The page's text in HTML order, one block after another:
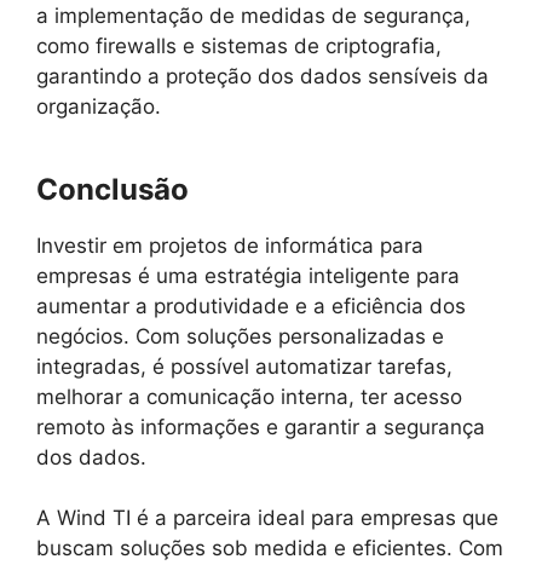
a implementação de medidas de segurança,
como firewalls e sistemas de criptografia,
garantindo a proteção dos dados sensíveis da
organização.
Conclusão
Investir em projetos de informática para
empresas é uma estratégia inteligente para
aumentar a produtividade e a eficiência dos
negócios. Com soluções personalizadas e
integradas, é possível automatizar tarefas,
melhorar a comunicação interna, ter acesso
remoto às informações e garantir a segurança
dos dados.
A Wind TI é a parceira ideal para empresas que
buscam soluções sob medida e eficientes. Com